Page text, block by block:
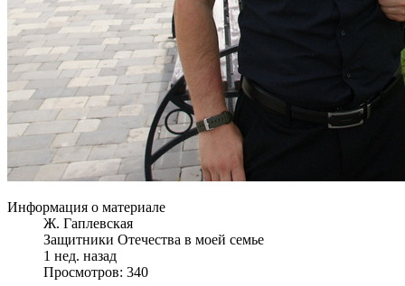
Информация о материале
Ж. Гаплевская
Защитники Отечества в моей семье
1 нед. назад
Просмотров: 340